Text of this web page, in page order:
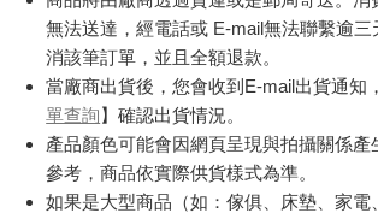
無法送達，經電話或 E-mail無法聯繫逾三
消該筆訂單，並且全額退款。
當廠商出貨後，您會收到E-mail出貨通知
單查詢】確認出貨情況。
產品顏色可能會因網頁呈現與拍攝關係產
參考，商品依實際供貨樣式為準。
如果是大型商品（如：傢俱、床墊、家電